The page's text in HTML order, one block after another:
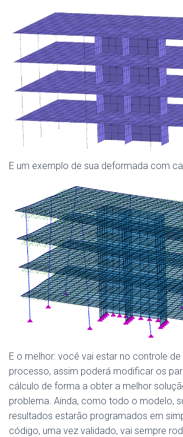
E um exemplo de sua deformada com
E o melhor: você vai estar no controle
processo, assim poderá modificar os
cálculo de forma a obter a melhor
problema. Ainda, como todo o modelo,
resultados estarão programados em
código, uma vez validado, vai sempre